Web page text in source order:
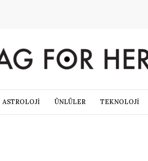
ASTROLOJİ ÜNLÜLER TEKNOLOJİ